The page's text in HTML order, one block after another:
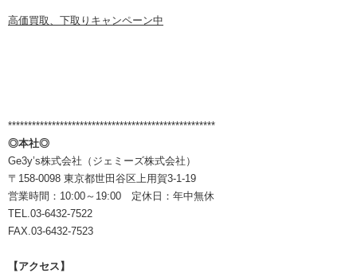
高価買取、下取りキャンペーン中
****************************************************
◎本社◎
Ge3y’s株式会社（ジェミーズ株式会社）
〒158-0098 東京都世田谷区上用賀3-1-19
営業時間：10:00～19:00 定休日：年中無休
TEL.03-6432-7522
FAX.03-6432-7523
【アクセス】